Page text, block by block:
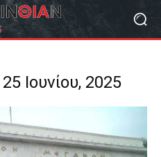
Ιουνίου, 2025